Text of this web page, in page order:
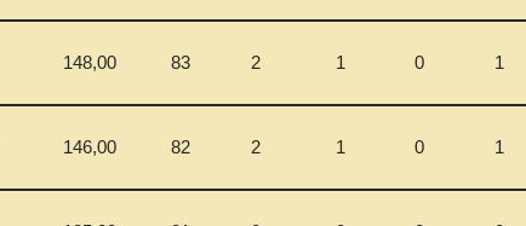
148,00 83 2 1 0 1
146,00 82 2 1 0 1